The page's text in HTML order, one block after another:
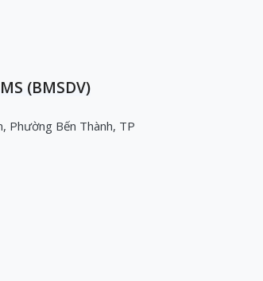
(BMSDV)
Phường Bến Thành, TP